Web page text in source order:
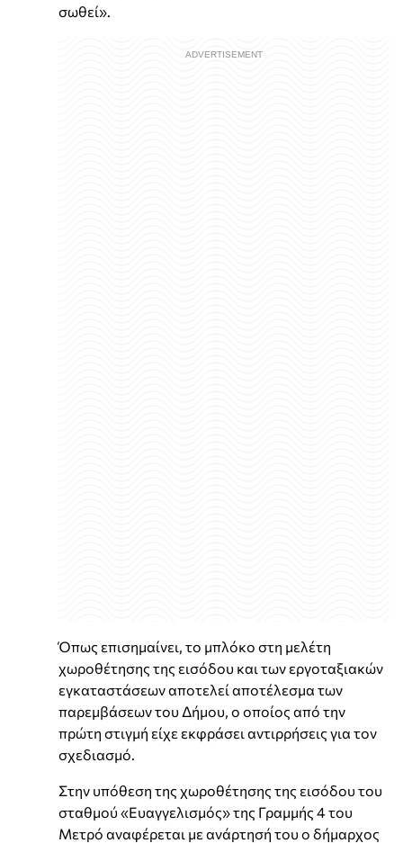
σωθεί».
Όπως επισημαίνει, το μπλόκο στη μελέτη
χωροθέτησης της εισόδου και των εργοταξιακών
εγκαταστάσεων αποτελεί αποτέλεσμα των
παρεμβάσεων του Δήμου, ο οποίος από την
πρώτη στιγμή είχε εκφράσει αντιρρήσεις για τον
σχεδιασμό.
Στην υπόθεση της χωροθέτησης της εισόδου του
σταθμού «Ευαγγελισμός» της Γραμμής 4 του
Μετρό αναφέρεται με ανάρτησή του ο δήμαρχος